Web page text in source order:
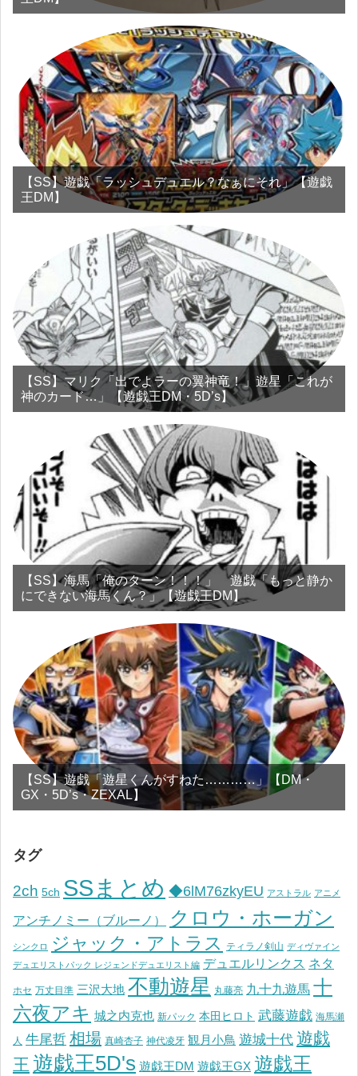
【SS】遊戯「ラッシュデュエル？なぁにそれ」【遊戯
王DM】
【SS】マリク「出でよラーの翼神竜！」遊星「これが
神のカード…」【遊戯王DM・5D’s】
【SS】海馬「俺のターン！！！」 遊戯「もっと静か
にできない海馬くん？」【遊戯王DM】
【SS】遊戯「遊星くんがすねた…………」【DM・
GX・5D’s・ZEXAL】
タグ
2ch 5ch SSまとめ ◆6lM76zkyEU アストラル アニメ
アンチノミー（ブルーノ） クロウ・ホーガン
シンクロ ジャック・アトラス ティラノ剣山 ディヴァイン
デュエリストパック レジェンドデュエリスト編 デュエルリンクス ネタ
ホセ 万丈目準 三沢大地 不動遊星 丸藤亮 九十九遊馬 十
六夜アキ 城之内克也 新パック 本田ヒロト 武藤遊戯 海馬瀬
人 牛尾哲 相場 真崎杏子 神代凌牙 観月小鳥 遊城十代 遊戯
王 遊戯王5D's 遊戯王DM 遊戯王GX 遊戯王